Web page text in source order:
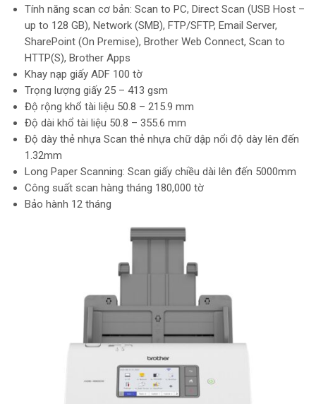
Tính năng scan cơ bản: Scan to PC, Direct Scan (USB Host –
up to 128 GB), Network (SMB), FTP/SFTP, Email Server,
SharePoint (On Premise), Brother Web Connect, Scan to
HTTP(S), Brother Apps
Khay nạp giấy ADF 100 tờ
Trọng lượng giấy 25 – 413 gsm
Độ rộng khổ tài liệu 50.8 – 215.9 mm
Độ dài khổ tài liệu 50.8 – 355.6 mm
Độ dày thẻ nhựa Scan thẻ nhựa chữ dập nổi độ dày lên đến
1.32mm
Long Paper Scanning: Scan giấy chiều dài lên đến 5000mm
Công suất scan hàng tháng 180,000 tờ
Bảo hành 12 tháng